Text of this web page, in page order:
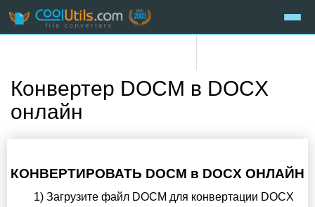
Конвертер DOCM в DOCX
онлайн
КОНВЕРТИРОВАТЬ DOCM в DOCX ОНЛАЙН
1) Загрузите файл DOCM для конвертации DOCX